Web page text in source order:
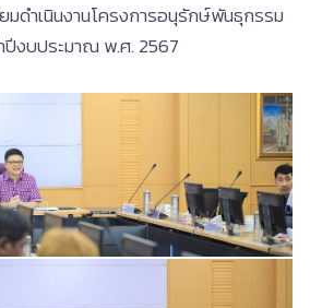
มดำเนินงานโครงการอนุรักษ์พันธุกรรม
ปีงบประมาณ พ.ศ. 2567